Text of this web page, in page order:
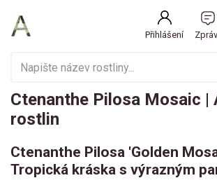
Přihlášení
Ctenanthe Pilosa Mosaic |
rostlin
Ctenanthe Pilosa 'Golden
Tropická kráska s výrazným